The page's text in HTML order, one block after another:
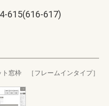
615(616-617)
窓枠 ［フレームインタイプ］